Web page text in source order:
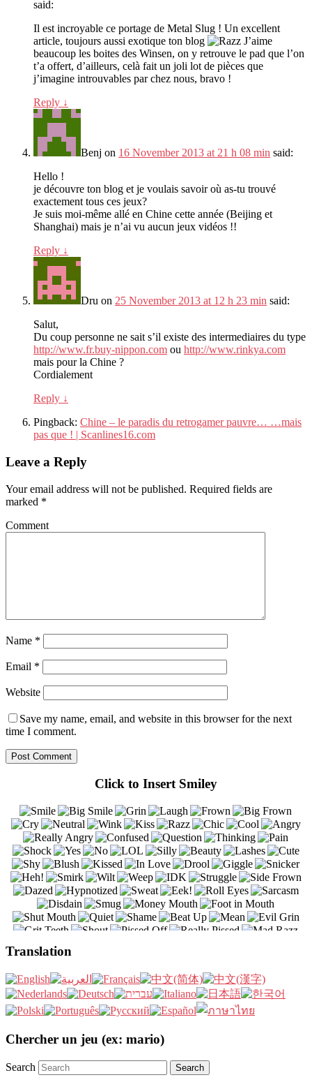
said:
Il est incroyable ce portage de Metal Slug ! Un excellent
article, toujours aussi exotique ton blog
J’aime
beaucoup les boites des Winsen, on y retrouve le pad que l’on
t’a offert, d’ailleurs, celà fait un joli lot de pièces que
j’imagine introuvables par chez nous, bravo !
Reply ↓
Benj on 16 November 2013 at 21 h 08 min said:
Hello !
je découvre ton blog et je voulais savoir où as-tu trouvé
exactement tous ces jeux?
Je suis moi-même allé en Chine cette année (Beijing et
Shanghai) mais je n’ai vu aucun jeux vidéos !!
Reply ↓
Dru on 25 November 2013 at 12 h 23 min said:
Salut,
Du coup personne ne sait s’il existe des intermediaires du type
http://www.fr.buy-nippon.com ou http://www.rinkya.com
mais pour la Chine ?
Cordialement
Reply ↓
Pingback: Chine – le paradis du retrogamer pauvre… …mais
pas que ! | Scanlines16.com
Leave a Reply
Your email address will not be published. Required fields are
marked *
Comment
Name *
Email *
Website
Save my name, email, and website in this browser for the next
time I comment.
Click to Insert Smiley
Translation
Chercher un jeu (ex: mario)
Search